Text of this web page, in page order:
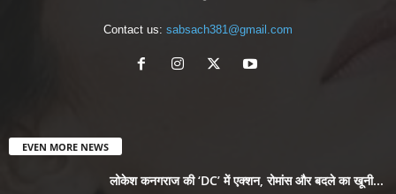
Contact us: sabsach381@gmail.com
EVEN MORE NEWS
लोकेश कनगराज की ‘DC’ में एक्शन, रोमांस और बदले का खूनी...